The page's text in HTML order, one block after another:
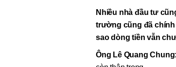
Nhiều nhà đầu tư
trường cũng đã
sao dòng tiền vẫn
Ông Lê Quang Chung: